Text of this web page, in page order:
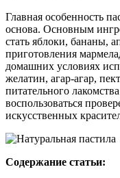
Главная особенность
основа. Основным
стать яблоки, бананы,
приготовления
домашних условиях
желатин, агар-агар,
питательного
воспользоваться
искусственных
Содержание статьи: